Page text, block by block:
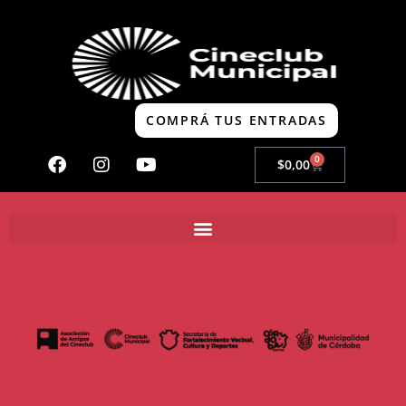
COMPRÁ TUS ENTRADAS
$0,00 0